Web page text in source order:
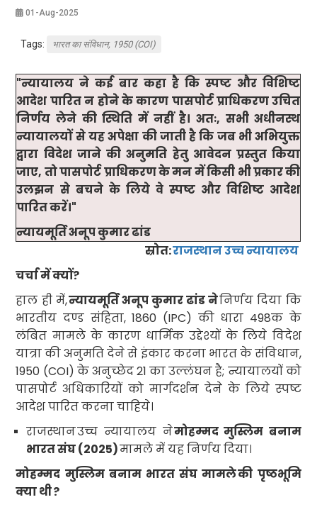
01-Aug-2025
Tags: भारत का संविधान, 1950 (COI)
"न्यायालय ने कई बार कहा है कि स्पष्ट और विशिष्ट
आदेश पारित न होने के कारण पासपोर्ट प्राधिकरण उचित
निर्णय लेने की स्थिति में नहीं है। अतः, सभी अधीनस्थ
न्यायालयों से यह अपेक्षा की जाती है कि जब भी अभियुक्त
द्वारा विदेश जाने की अनुमति हेतु आवेदन प्रस्तुत किया
जाए, तो पासपोर्ट प्राधिकरण के मन में किसी भी प्रकार की
उलझन से बचने के लिये वे स्पष्ट और विशिष्ट आदेश
पारित करें।"
न्यायमूर्ति अनूप कुमार ढांड
स्रोत:राजस्थान उच्च न्यायालय
चर्चा में क्यों?
हाल ही में,न्यायमूर्ति अनूप कुमार ढांड नेनिर्णय दिया कि
भारतीय दण्ड संहिता, 1860 (IPC) की धारा 498क के
लंबित मामले के कारण धार्मिक उद्देश्यों के लिये विदेश
यात्रा की अनुमति देने से इंकार करना भारत के संविधान,
1950 (COI) के अनुच्छेद21का उल्लंघन है; न्यायालयों को
पासपोर्ट अधिकारियों को मार्गदर्शन देने के लिये स्पष्ट
आदेश पारित करना चाहिये।
राजस्थानउच्च न्यायालय नेमोहम्मद मुस्लिम बनाम
भारत संघ (2025)मामले में यह निर्णय दिया।
मोहम्मद मुस्लिम बनाम भारत संघ मामलेकी पृष्ठभूमि
क्या थी?